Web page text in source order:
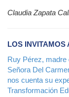
Claudia Zapata
LOS INVITAMOS
Ruy Pérez, madre
Señora Del
nos cuenta su
Transformación